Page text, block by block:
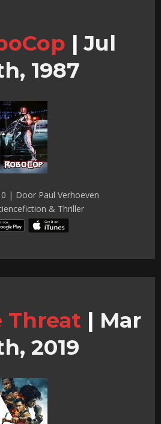
| Jul
1987
| Door Paul Verhoeven
& Thriller
Threat | Mar
2019